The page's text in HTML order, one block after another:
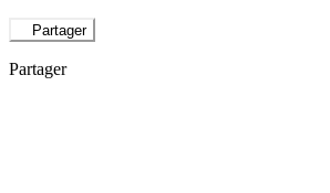
Partager
Partager